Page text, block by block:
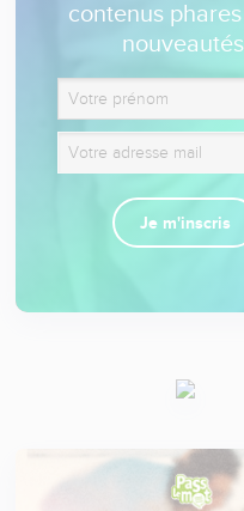
contenus
Je m'inscris